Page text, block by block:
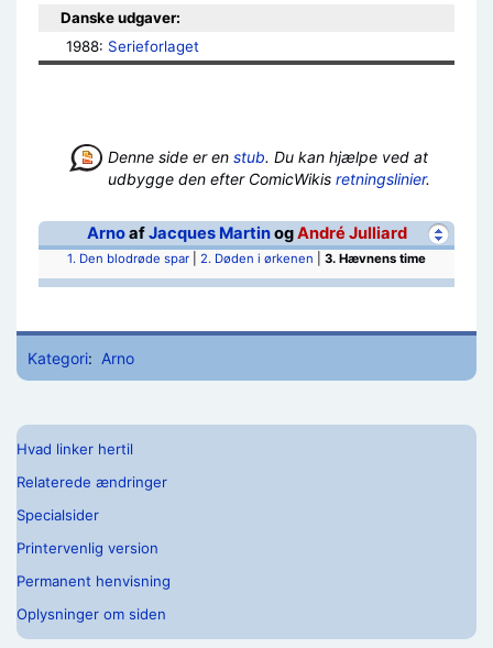
Danske udgaver:
1988: Serieforlaget
Denne side er en stub. Du kan hjælpe ved at
udbygge den efter ComicWikis retningslinier.
ArnoafJacques MartinogAndré Julliard
1. Den blodrøde spar 2. Døden i ørkenen 3. Hævnens time
Kategori: Arno
Hvad linker hertil
Relaterede ændringer
Specialsider
Printervenlig version
Permanent henvisning
Oplysninger om siden